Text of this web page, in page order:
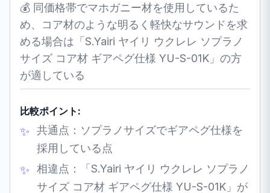
💰 同価格帯でマホガニー材を使用しているた
め、コア材のような明るく軽快なサウンドを求
める場合は「S.Yairi ヤイリ ウクレレ ソプラノ
サイズ コア材 ギアペグ仕様 YU-S-01K」の方
が適している
比較ポイント:
共通点：ソプラノサイズでギアペグ仕様を
採用している点
相違点：「S.Yairi ヤイリ ウクレレ ソプラノ
サイズ コア材 ギアペグ仕様 YU-S-01K」が